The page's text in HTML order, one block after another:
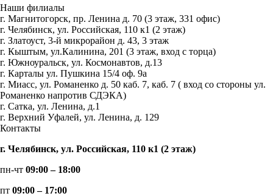
Наши филиалы
г. Магнитогорск, пр. Ленина д. 70 (3 этаж, 331 офис)
г. Челябинск, ул. Российская, 110 к1 (2 этаж)
г. Златоуст, 3-й микрорайон д. 43, 3 этаж
г. Кыштым, ул.Калинина, 201 (3 этаж, вход с торца)
г. Южноуральск, ул. Космонавтов, д.13
г. Карталы ул. Пушкина 15/4 оф. 9а
г. Миасс, ул. Романенко д. 50 каб. 7, каб. 7 ( вход со стороны ул.
Романенко напротив СДЭКА)
г. Сатка, ул. Ленина, д.1
г. Верхний Уфалей, ул. Ленина, д. 129
Контакты
г. Челябинск, ул. Российская, 110 к1 (2 этаж)
пн-чт 09:00 – 18:00
пт 09:00 – 17:00